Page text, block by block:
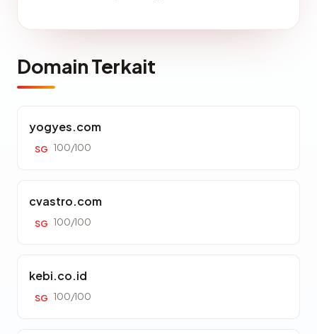
Domain Terkait
yogyes.com
SG 100/100
cvastro.com
SG 100/100
kebi.co.id
SG 100/100